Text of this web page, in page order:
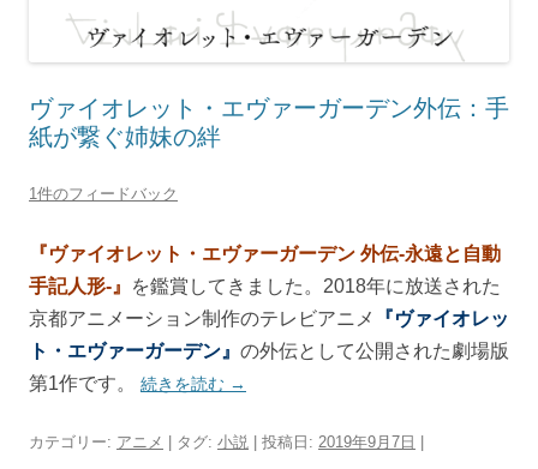
ヴァイオレット・エヴァーガーデン外伝：手
紙が繋ぐ姉妹の絆
1件のフィードバック
『ヴァイオレット・エヴァーガーデン 外伝-永遠と自動
手記人形-』
を鑑賞してきました。2018年に放送された
京都アニメーション制作のテレビアニメ
『ヴァイオレッ
ト・エヴァーガーデン』 の外伝として公開された劇場版
第1作です。
続きを読む →
カテゴリー: アニメ | タグ: 小説 | 投稿日: 2019年9月7日